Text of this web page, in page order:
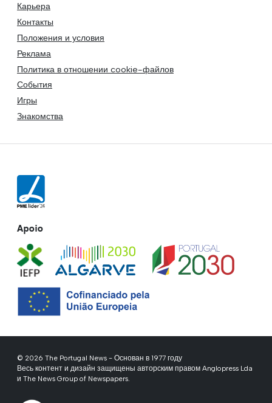
Карьера
Контакты
Положения и условия
Реклама
Политика в отношении cookie-файлов
События
Игры
Знакомства
Apoio
© 2026 The Portugal News - Основан в 1977 году
Весь контент и дизайн защищены авторским правом Anglopress Lda
и The News Group of Newspapers.